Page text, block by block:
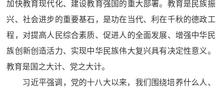
加快教育现代化、建设教育强国的重大部署。教育是民族振
兴、社会进步的重要基石，是功在当代、利在千秋的德政工
程，对提高人民综合素质、促进人的全面发展、增强中华民
族创新创造活力、实现中华民族伟大复兴具有决定性意义。
教育是国之大计、党之大计。
习近平强调，党的十八大以来，我们围绕培养什么人、